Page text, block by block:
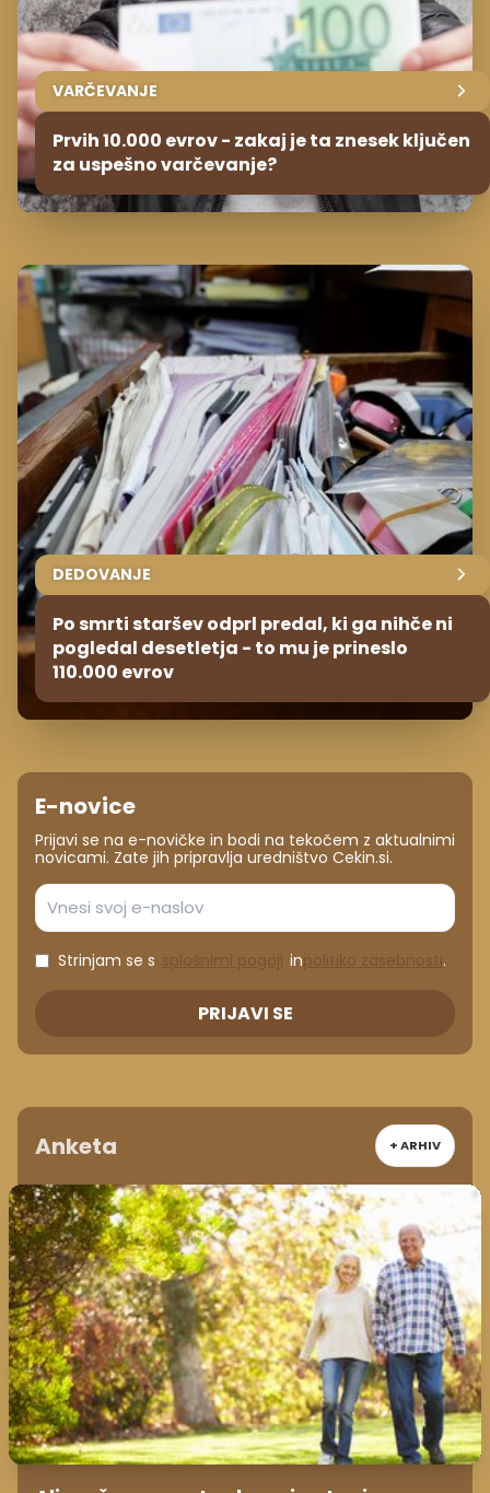
VARČEVANJE
Prvih 10.000 evrov - zakaj je ta znesek ključen
za uspešno varčevanje?
DEDOVANJE
Po smrti staršev odprl predal, ki ga nihče ni
pogledal desetletja - to mu je prineslo
110.000 evrov
E-novice
Prijavi se na e-novičke in bodi na tekočem z aktualnimi
novicami. Zate jih pripravlja uredništvo Cekin.si.
Strinjam se s in .
PRIJAVI SE
Anketa + ARHIV